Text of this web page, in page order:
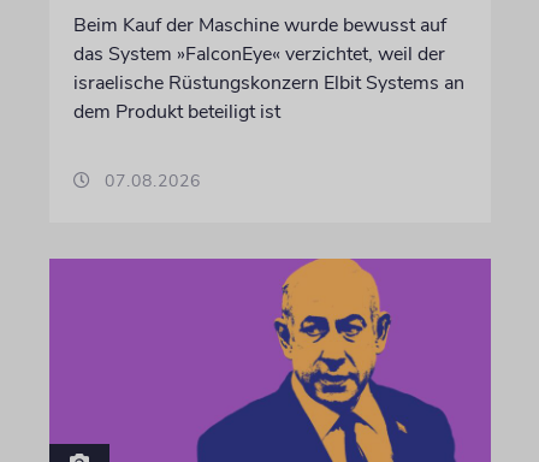
Beim Kauf der Maschine wurde bewusst auf
das System »FalconEye« verzichtet, weil der
israelische Rüstungskonzern Elbit Systems an
dem Produkt beteiligt ist
07.08.2026